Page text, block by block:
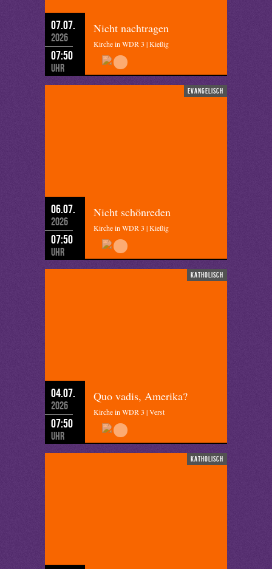
07.07.
2026
07:50
Uhr
Nicht nachtragen
Kirche in WDR 3 | Kießig
evangelisch
06.07.
2026
07:50
Uhr
Nicht schönreden
Kirche in WDR 3 | Kießig
katholisch
04.07.
2026
07:50
Uhr
Quo vadis, Amerika?
Kirche in WDR 3 | Verst
katholisch